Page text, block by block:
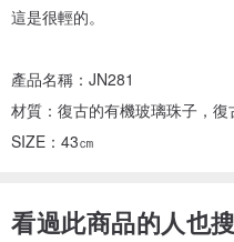
這是很輕的。
產品名稱：JN281
材質：復古的有機玻璃珠子，復
SIZE：43㎝
看過此商品的人也